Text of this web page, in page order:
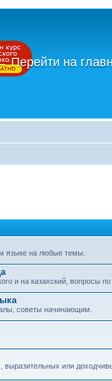
Перейти на
языке на любые темы.
и на казахский, вопросы
советы начинающим.
выразительных или